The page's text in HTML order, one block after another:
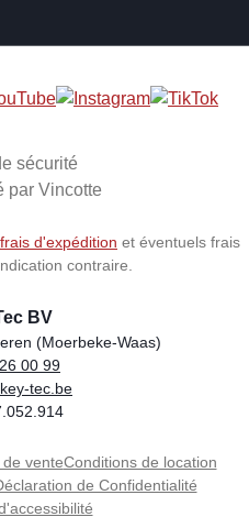
, frais d'expédition et éventuels frais
contraire.
Store name
BV
Address
(Moerbeke-Waas)
Phone
00 99
Email
tec.be
VAT number
venteConditions de location
de Confidentialité